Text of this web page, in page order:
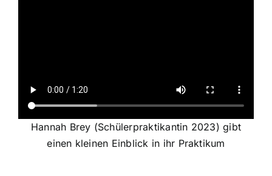
Hannah Brey (Schülerpraktikantin 2023) gibt
einen kleinen Einblick in ihr Praktikum